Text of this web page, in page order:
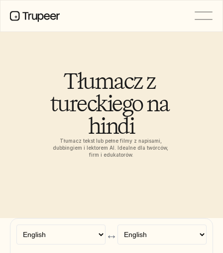
Tłumacz z
tureckiego na
hindi
Tłumacz tekst lub pełne filmy z napisami,
dubbingiem i lektorem AI. Idealne dla twórców,
firm i edukatorów.
↔
Free Tools
FAQs
Announcement